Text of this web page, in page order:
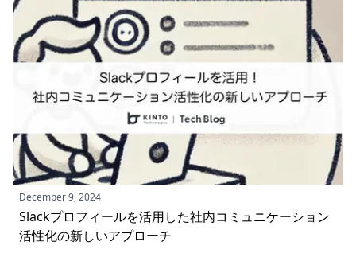
December 9, 2024
Slackプロフィールを活用した社内コミュニケーション
活性化の新しいアプローチ